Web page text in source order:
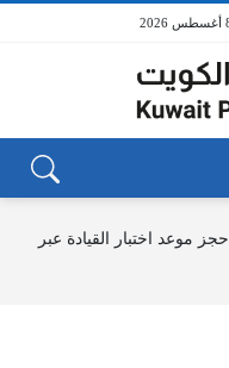
حجز موعد اختبار القيادة عبر